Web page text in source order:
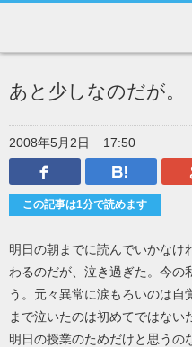
あと少しなのだが。
2008年5月2日
17:50
Facebook
この記事は1分で読めます
明日の朝までに読んでいかなけ
わるのだが、泣き過ぎた。今の
う。元々異常に涙もろいのは自
まで泣いたのは初めてではない
明日の授業のためだけと思うの